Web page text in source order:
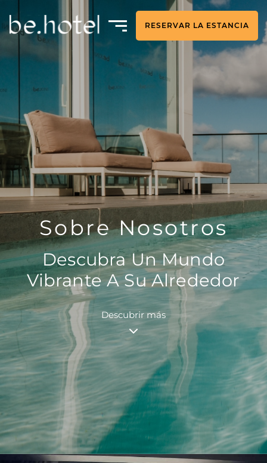
RESERVAR LA ESTANCIA
Sobre Nosotros
Descubra Un Mundo
Vibrante A Su Alrededor
Descubrir más